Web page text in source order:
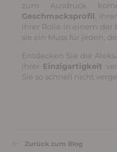
zum Ausdruck
Geschmacksprofil
, ihrer
ihrer Rolle in einem der
sie ein Muss für jeden,
Entdecken Sie die
ihrer Einzigartigkeit
Sie so schnell nicht
Zurück zum Blog